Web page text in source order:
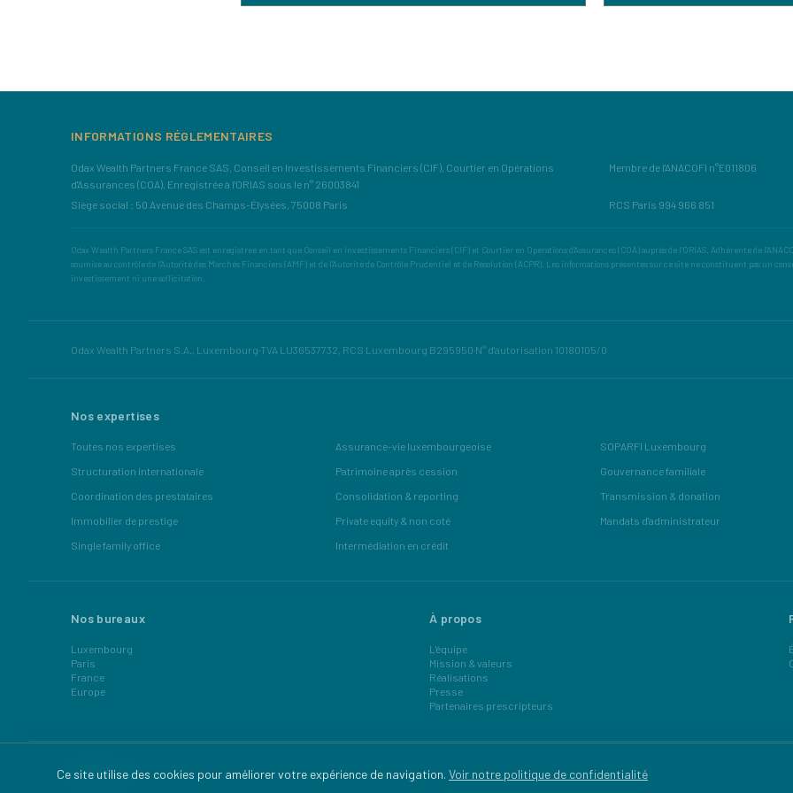
Ce site utilise des cookies pour améliorer votre expérience de navigation. Voir notre politique de confidentialité
INFORMATIONS RÉGLEMENTAIRES
Odax Wealth Partners France SAS, Conseil en Investissements Financiers (CIF), Courtier en Opérations
d'Assurances (COA), Enregistrée à l'ORIAS sous le n° 26003841
Membre de l'ANACOFI n°E011806
Siège social : 50 Avenue des Champs-Élysées, 75008 Paris RCS Paris 994 966 851
Odax Wealth Partners France SAS est enregistrée en tant que Conseil en Investissements Financiers (CIF) et Courtier en Opérations d'Assurances (COA) auprès de l'ORIAS. Adhérente de
soumise au contrôle de l'Autorité des Marchés Financiers (AMF) et de l'Autorité de Contrôle Prudentiel et de Résolution (ACPR). Les informations présentes sur ce site ne constituent pas un
investissement ni une sollicitation.
Odax Wealth Partners S.A., Luxembourg·TVA LU36537732, RCS Luxembourg B295950·N° d'autorisation 10180105/0
Nos expertises
Toutes nos expertises Assurance-vie luxembourgeoise SOPARFI Luxembourg
Structuration internationale
Patrimoine après cession Gouvernance familiale
Coordination des prestataires
Consolidation & reporting Transmission & donation
Immobilier de prestige
Private equity & non coté Mandats d'administrateur
Single family office
Intermédiation en crédit
Nos bureaux
Luxembourg
Paris
France
Europe
À propos
L'équipe
Mission & valeurs
Réalisations
Presse
Partenaires prescripteurs
© 2024,